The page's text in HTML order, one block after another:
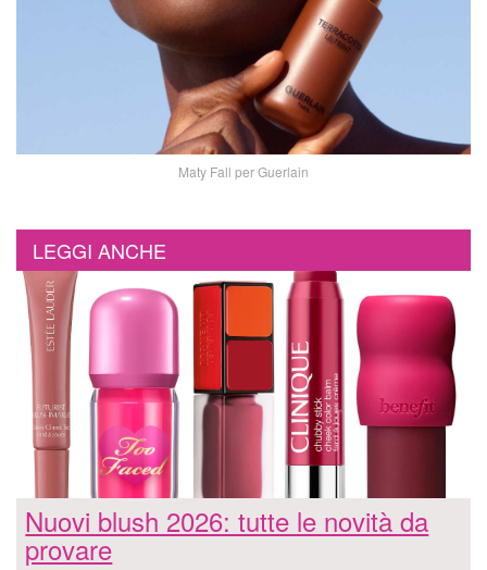
Maty Fall per Guerlain
LEGGI ANCHE
Nuovi blush 2026: tutte le novità da
provare